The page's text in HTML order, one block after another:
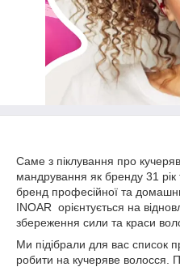
Саме з піклування про
мандрування як бренду 31
бренд професійної та
INOAR орієнтується на
збереження сили та краси
Ми підібрали для вас список
робити на кучеряве волосся.